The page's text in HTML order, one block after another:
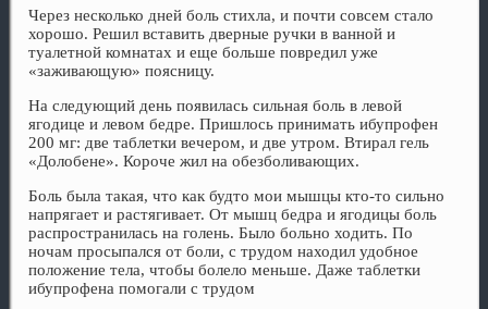
Через несколько дней боль стихла, и почти совсем стало
хорошо. Решил вставить дверные ручки в ванной и
туалетной комнатах и еще больше повредил уже
«заживающую» поясницу.
На следующий день появилась сильная боль в левой
ягодице и левом бедре. Пришлось принимать ибупрофен
200 мг: две таблетки вечером, и две утром. Втирал гель
«Долобене». Короче жил на обезболивающих.
Боль была такая, что как будто мои мышцы кто-то сильно
напрягает и растягивает. От мышц бедра и ягодицы боль
распространилась на голень. Было больно ходить. По
ночам просыпался от боли, с трудом находил удобное
положение тела, чтобы болело меньше. Даже таблетки
ибупрофена помогали с трудом